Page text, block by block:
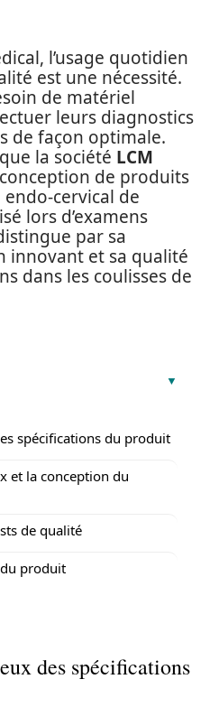
l’usage quotidien
est une nécessité.
de matériel
leurs diagnostics
de façon optimale.
la société LCM
de produits
cervical de
lors d’examens
par sa
innovant et sa qualité
dans les coulisses de
spécifications du produit
et la conception du
de qualité
produit
des spécifications